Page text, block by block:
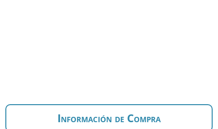
Información de Compra